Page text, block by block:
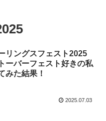
リングスフェスト2025
ーバーフェスト好きの私
みた結果！
2025.07.03